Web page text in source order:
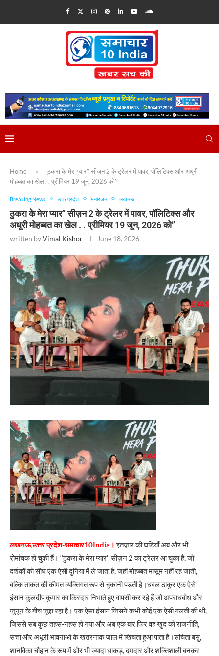
Home »
ठुकरा के मेरा प्यार’’ सीज़न 2 के ट्रेलर में पावर, पॉलिटिक्स और अधूरी
मोहब्बत का खेल . . प्रीमियर 19 जून, 2026 को’’
Breaking News उत्तर प्रदेश मनोरंजन लखनऊ
ठुकरा के मेरा प्यार’’ सीज़न 2 के ट्रेलर में पावर, पॉलिटिक्स और
अधूरी मोहब्बत का खेल . . प्रीमियर 19 जून, 2026 को’’
written byVimal Kishor June 18, 2026
लखनऊ,उत्तर.प्रदेश-समाचार10India। इंतज़ार की घड़ियाँ अब और भी
रोमांचक हो चुकी हैं। ‘‘ठुकरा के मेरा प्यार’’ सीज़न 2 का ट्रेलर आ चुका है, जो
दर्शकों को सीधे एक ऐसी दुनिया में ले जाता है, जहाँ मोहब्बत मासूम नहीं रह जाती,
बल्कि ताकत की कीमत व्यक्तिगत रूप से चुकानी पड़ती है।धवल ठाकुर एक ऐसे
इंसान कुलदीप कुमार का किरदार निभाते हुए वापसी कर रहे हैं जो अपराधबोध और
जुनून के बीच जूझ रहा है। एक ऐसा इंसान जिसने कभी कोई एक ऐसी गलती की थी,
जिससे सब कुछ तहस-नहस हो गया और अब एक बार फिर वह खुद को राजनीति,
सत्ता और अधूरी भावनाओं के खतरनाक जाल में खिंचता हुआ पाता है।संचिता बसु,
शानविका चौहान के रूप में और भी ज्यादा धाकड़, दमदार और शक्तिशाली बनकर